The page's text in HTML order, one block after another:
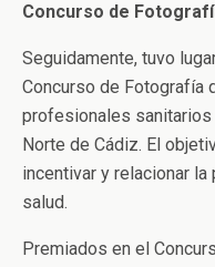
Concurso de
Seguidamente, tuvo
Concurso de Fotografía
profesionales sanitarios
Norte de Cádiz. El
incentivar y relacionar
salud.
Premiados en el